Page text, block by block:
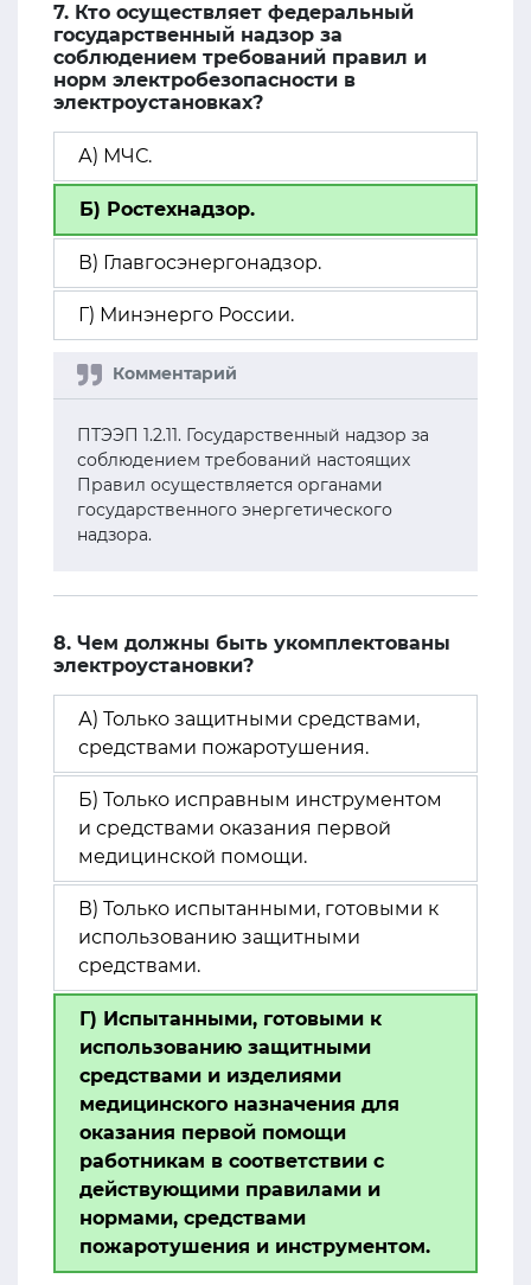
7. Кто осуществляет федеральный
государственный надзор за
соблюдением требований правил и
норм электробезопасности в
электроустановках?
А) МЧС.
Б) Ростехнадзор.
В) Главгосэнергонадзор.
Г) Минэнерго России.
ПТЭЭП 1.2.11. Государственный надзор за
соблюдением требований настоящих
Правил осуществляется органами
государственного энергетического
надзора.
8. Чем должны быть укомплектованы
электроустановки?
А) Только защитными средствами,
средствами пожаротушения.
Б) Только исправным инструментом
и средствами оказания первой
медицинской помощи.
В) Только испытанными, готовыми к
использованию защитными
средствами.
Г) Испытанными, готовыми к
использованию защитными
средствами и изделиями
медицинского назначения для
оказания первой помощи
работникам в соответствии с
действующими правилами и
нормами, средствами
пожаротушения и инструментом.